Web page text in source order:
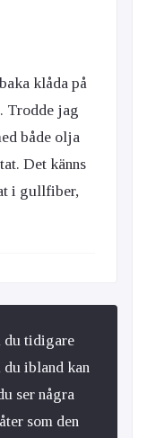
klåda på
Trodde jag
både olja
Det känns
i gullfiber,
du tidigare
ibland kan
ser några
som den